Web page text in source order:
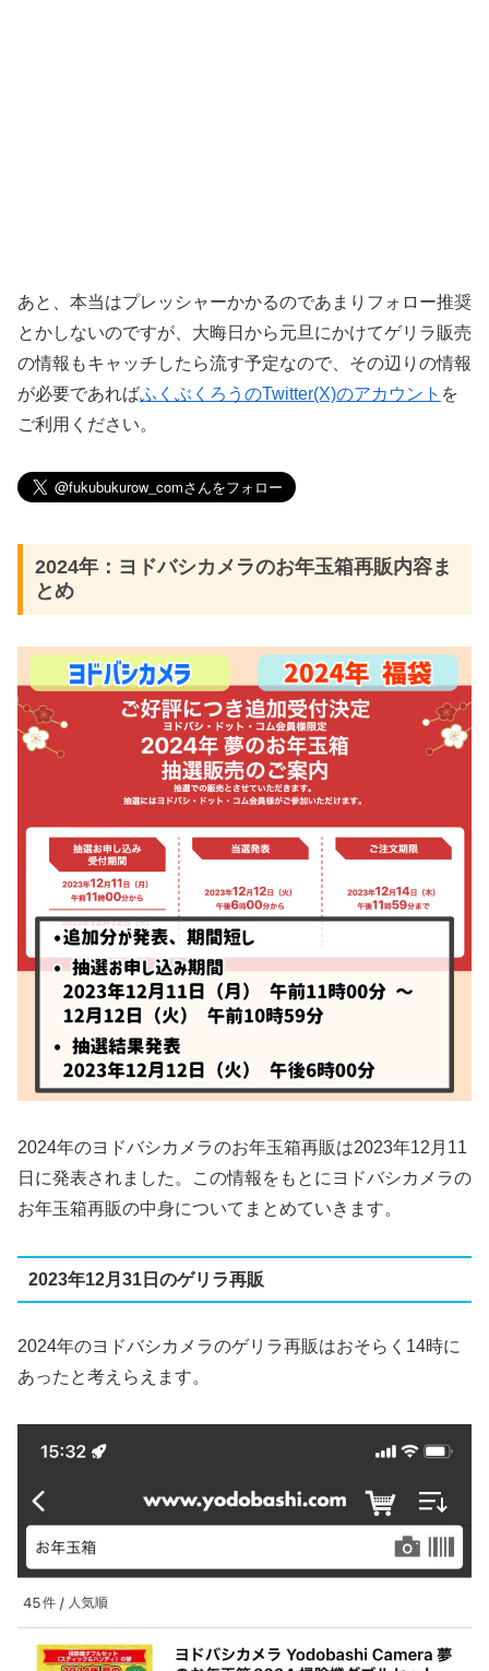
あと、本当はプレッシャーかかるのであまりフォロー推奨
とかしないのですが、大晦日から元旦にかけてゲリラ販売
の情報もキャッチしたら流す予定なので、その辺りの情報
が必要であればふくぶくろうのTwitter(X)のアカウント を
ご利用ください。
2024年：ヨドバシカメラのお年玉箱再販内容ま
とめ
2024年のヨドバシカメラのお年玉箱再販は2023年12月11
日に発表されました。この情報をもとにヨドバシカメラの
お年玉箱再販の中身についてまとめていきます。
2023年12月31日のゲリラ再販
2024年のヨドバシカメラのゲリラ再販はおそらく14時に
あったと考えらえます。